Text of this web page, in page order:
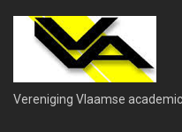
Vereniging Vlaamse